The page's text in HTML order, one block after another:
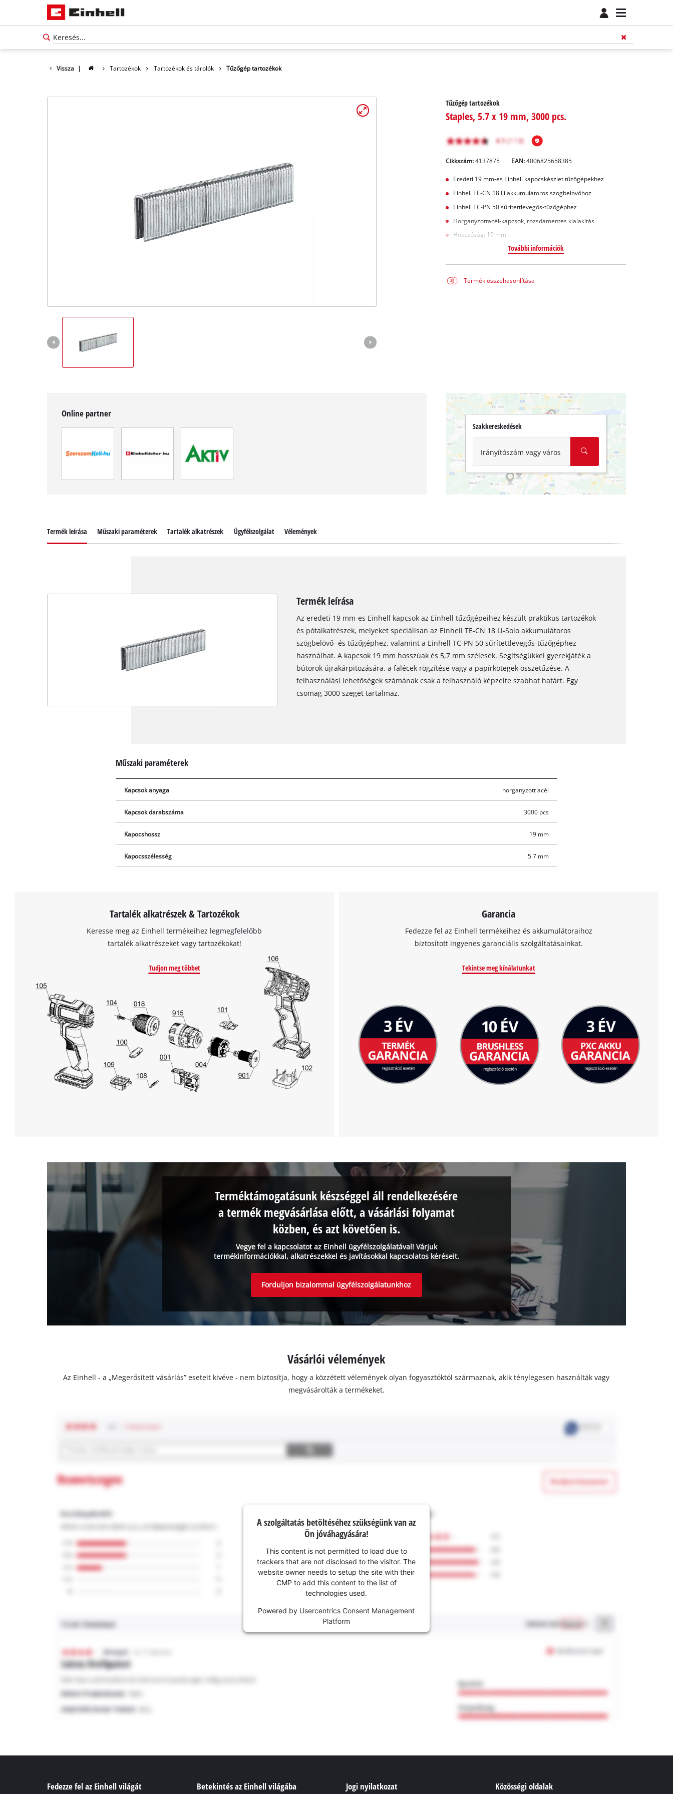
Vissza | Tartozékok Tartozékok és tárolók Tűzőgép tartozékok
Tűzőgép tartozékok
Staples, 5.7 x 19 mm, 3000 pcs.
Cikkszám: 4137875 EAN:4006825658385
Eredeti 19 mm-es Einhell kapocskészlet tűzőgépekhez
Einhell TE-CN 18 Li akkumulátoros szögbelövőhöz
Einhell TC-PN 50 sűrítettlevegős-tűzőgéphez
Horganyzottacél-kapcsok, rozsdamentes kialakítás
Hosszúság: 19 mm
További információk
Termék összehasonlítása
Online partner
Szakkereskedések
Irányítószám vagy város
A Google Maps szolgáltatás betöltéséhez
This content is not permitted to load due
to trackers that are not disclosed to the
visitor. The website owner needs to setup
the site with their CMP to add this content
to the list of technologies used.
Powered by
Usercentrics Consent
Management Platform
Termék leírása Műszaki paraméterek Tartalék alkatrészek Ügyfélszolgálat Vélemények
Termék leírása
Az eredeti 19 mm-es Einhell kapcsok az Einhell tűzőgépeihez készült praktikus tartozékok
és pótalkatrészek, melyeket speciálisan az Einhell TE-CN 18 Li-Solo akkumulátoros
szögbelövő- és tűzőgéphez, valamint a Einhell TC-PN 50 sűrítettlevegős-tűzőgéphez
használhat. A kapcsok 19 mm hosszúak és 5,7 mm szélesek. Segítségükkel gyerekjáték a
bútorok újrakárpitozására, a falécek rögzítése vagy a papírkötegek összetűzése. A
felhasználási lehetőségek számának csak a felhasználó képzelte szabhat határt. Egy
csomag 3000 szeget tartalmaz.
Műszaki paraméterek
Kapcsok anyaga horganyzott acél
Kapcsok darabszáma 3000 pcs
Kapocshossz 19 mm
Kapocsszélesség 5.7 mm
Tartalék alkatrészek & Tartozékok
Keresse meg az Einhell termékeihez legmegfelelőbb
tartalék alkatrészeket vagy tartozékokat!
Tudjon meg többet
Garancia
Fedezze fel az Einhell termékeihez és akkumulátoraihoz
biztosított ingyenes garanciális szolgáltatásainkat.
Tekintse meg kínálatunkat
Vegye fel a kapcsolatot az Einhell ügyfélszolgálatával! Várjuk
termékinformációkkal, alkatrészekkel és javításokkal kapcsolatos kéréseit.
Terméktámogatásunk készséggel áll rendelkezésére
a termék megvásárlása előtt, a vásárlási folyamat
közben, és azt követően is.
Forduljon bizalommal ügyfélszolgálatunkhoz
Vásárlói vélemények
Az Einhell - a „Megerősített vásárlás” eseteit kivéve - nem biztosítja, hogy a közzétett vélemények olyan fogyasztóktól származnak, akik ténylegesen használták vagy
megvásárolták a termékeket.
A szolgáltatás betöltéséhez szükségünk van az
Ön jóváhagyására!
This content is not permitted to load due to
trackers that are not disclosed to the visitor. The
website owner needs to setup the site with their
CMP to add this content to the list of
technologies used.
Powered by Usercentrics Consent Management
Platform
Fedezze fel az Einhell világát Betekintés az Einhell világába Jogi nyilatkozat Közösségi oldalak